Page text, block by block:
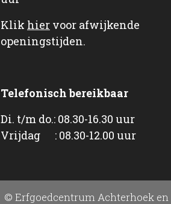
Klik hier voor afwijkende
openingstijden.
Telefonisch bereikbaar
Di. t/m do.: 08.30-16.30 uur
Vrijdag : 08.30-12.00 uur
© Erfgoedcentrum Achterhoek en